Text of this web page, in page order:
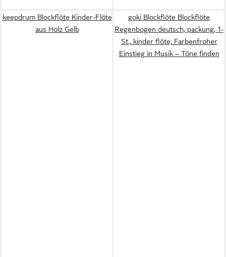
keepdrum Blockflöte Kinder-Flöte
aus Holz Gelb
goki Blockflöte Blockflöte
Regenbogen deutsch, packung, 1-
St., kinder flöte, Farbenfroher
Einstieg in Musik – Töne finden